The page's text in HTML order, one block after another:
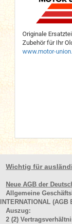
Originale
Zubehör für Ihr
www.motor-
Wichtig für
Neue AGB der
Allgemeine
INTERNATIONAL
Auszug:
2 (2)